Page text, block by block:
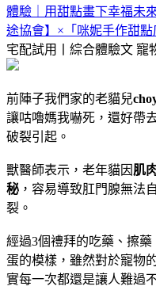
體驗｜用甜點畫下幸福未
途協會】×「咪妮手作甜
宅配試用丨綜合體驗文 寵
前陣子我們家的老貓兒
讓咕嚕媽我嚇死，還好帶
破裂引起。
獸醫師表示，老年貓因 肌
秘 ，容易導致肛門腺無法
裂。
經過3個禮拜的吃藥、擦藥
蛋的模樣，雖然對於寵物
實每一次都還是讓人難過